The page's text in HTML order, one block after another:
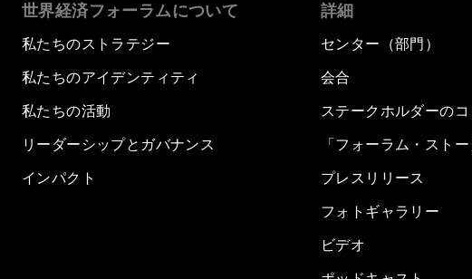
世界経済フォーラムについて
私たちのストラテジー
私たちのアイデンティティ
私たちの活動
リーダーシップとガバナンス
インパクト
詳細
センター（部門）
会合
ステークホルダーの
「フォーラム・ストー
プレスリリース
フォトギャラリー
ビデオ